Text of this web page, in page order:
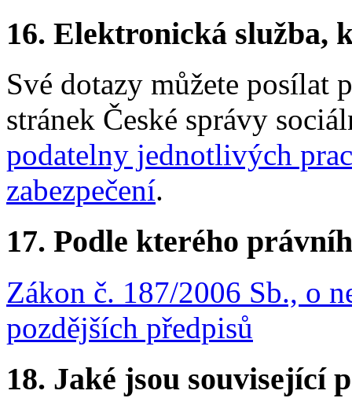
16. Elektronická služba,
Své dotazy můžete posílat
stránek České správy
podatelny jednotlivých
zabezpečení.
17. Podle kterého
Zákon č. 187/2006 Sb., o
pozdějších předpisů
18. Jaké jsou související